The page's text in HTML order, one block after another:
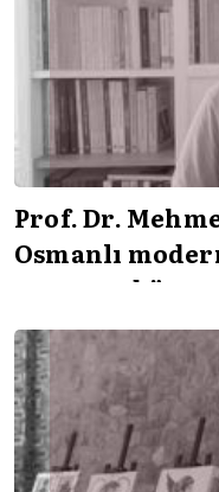
Prof. Dr.
Osmanlı
parçasıydı”